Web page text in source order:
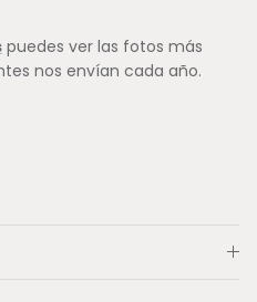
puedes ver las fotos más
nos envían cada año.